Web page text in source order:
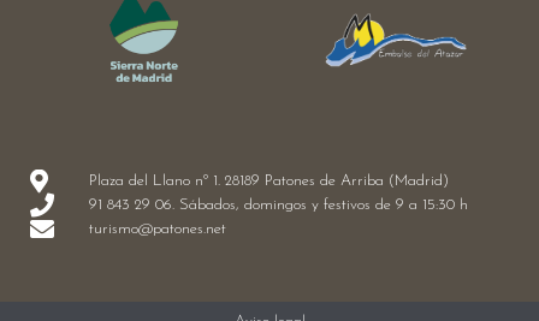
Plaza del Llano nº 1. 28189 Patones de Arriba (Madrid)
91 843 29 06. Sábados, domingos y festivos de 9 a 15:30 h
turismo@patones.net